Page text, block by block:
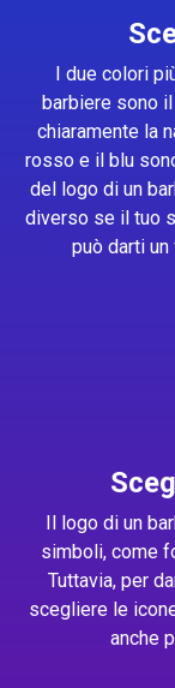
I due colori
barbiere sono
chiaramente la
rosso e il blu
del logo di un
diverso se il tuo
può darti
Il logo di un
simboli, come
Tuttavia, per
scegliere le
anche